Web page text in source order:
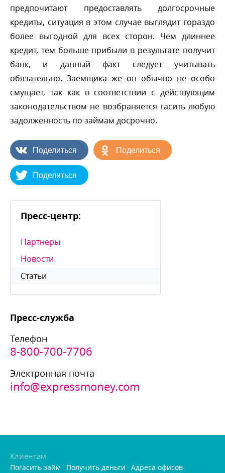
предпочитают предоставлять долгосрочные
кредиты, ситуация в этом случае выглядит гораздо
олее выгодной для всех сторон. Чем длиннее
кредит, тем больше прибыли в результате получит
анк, и данный факт следует учитывать
обязательно. Заемщика же он обычно не особо
смущает, так как в соответствии с действующим
законодательством не возбраняется гасить любую
задолженность по займам досрочно.
Поделиться Поделиться
Поделиться
Пресс-центр:
Партнеры
Новости
Статьи
Пресс-служба
Телефон
8-800-700-7706
Электронная почта
info@expressmoney.com
Клиентам
Погасить займ Получить деньги
Адреса офисо